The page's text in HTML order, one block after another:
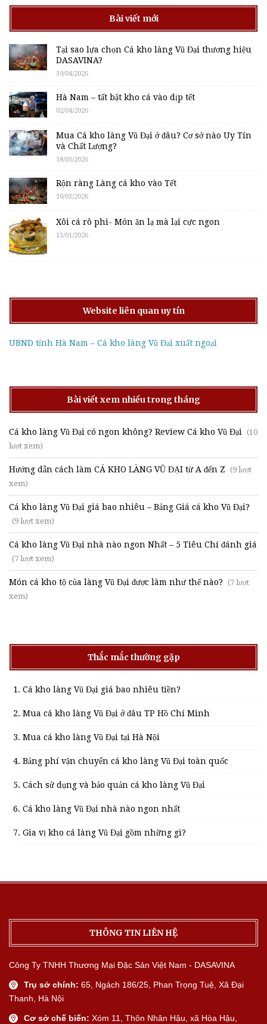
Bài viết mới
Tại sao lựa chọn Cá kho làng Vũ Đại thương hiệu
DASAVINA?
19/04/2026
Hà Nam – tất bật kho cá vào dịp tết
02/04/2026
Mua Cá kho làng Vũ Đại ở đâu? Cơ sở nào Uy Tín
và Chất Lượng?
18/03/2026
Rộn ràng Làng cá kho vào Tết
10/03/2026
Xôi cá rô phi- Món ăn lạ mà lại cực ngon
13/01/2026
Website liên quan uy tín
UBND tỉnh Hà Nam – Cá kho làng Vũ Đại xuất ngoại
Bài viết xem nhiều trong tháng
Cá kho làng Vũ Đại có ngon không? Review Cá kho Vũ Đại (10
lượt xem)
Hướng dẫn cách làm CÁ KHO LÀNG VŨ ĐẠI từ A đến Z (9 lượt
xem)
Cá kho làng Vũ Đại giá bao nhiêu – Bảng Giá cá kho Vũ Đại?
(9 lượt xem)
Cá kho làng Vũ Đại nhà nào ngon Nhất – 5 Tiêu Chí đánh giá
(7 lượt xem)
Món cá kho tộ của làng Vũ Đại được làm như thế nào? (7 lượt
xem)
Thắc mắc thường gặp
Cá kho làng Vũ Đại giá bao nhiêu tiền?
Mua cá kho làng Vũ Đại ở đâu TP Hồ Chí Minh
Mua cá kho làng Vũ Đại tại Hà Nội
Bảng phí vận chuyển cá kho làng Vũ Đại toàn quốc
Cách sử dụng và bảo quản cá kho làng Vũ Đại
Cá kho làng Vũ Đại nhà nào ngon nhất
Gia vị kho cá làng Vũ Đại gồm những gì?
THÔNG TIN LIÊN HỆ
Công Ty TNHH Thương Mại Đặc Sản Việt Nam - DASAVINA
Trụ sở chính: 65, Ngách 186/25, Phan Trọng Tuệ, Xã Đại
Thanh, Hà Nội
Cơ sở chế biến: Xóm 11, Thôn Nhân Hậu, xã Hòa Hậu,